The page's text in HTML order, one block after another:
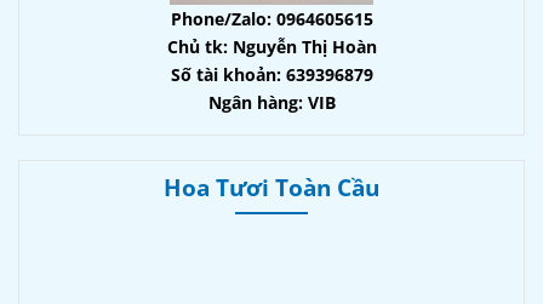
Phone/Zalo: 0964605615
Chủ tk: Nguyễn Thị Hoàn
Số tài khoản: 639396879
Ngân hàng: VIB
Hoa Tươi Toàn Cầu